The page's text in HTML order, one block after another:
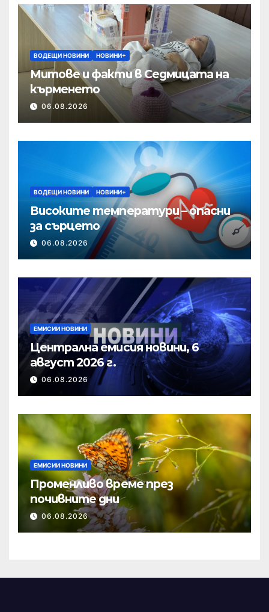
ВОДЕЩИ НОВИНИ НОВИНИ+
Митове и факти в Седмицата на
кърменето
06.08.2026
ВОДЕЩИ НОВИНИ НОВИНИ+
Високите температури – опасни
за сърцето
06.08.2026
ЕМИСИИ НОВИНИ
Централна емисия новини, 6
август 2026 г.
06.08.2026
ЕМИСИИ НОВИНИ
Променливо време през
почивните дни
06.08.2026